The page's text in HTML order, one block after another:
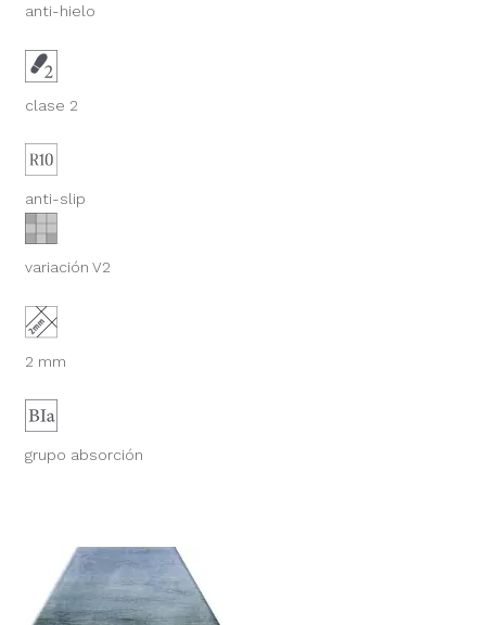
anti-hielo
clase 2
anti-slip
variación V2
2 mm
grupo absorción